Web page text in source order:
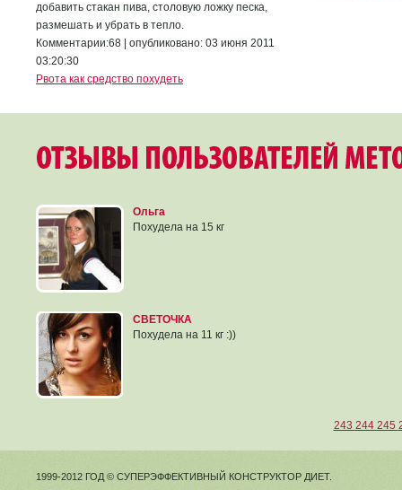
добавить стакан пива, столовую ложку песка,
размешать и убрать в тепло.
Комментарии:68 | опубликовано: 03 июня 2011
03:20:30
Рвота как средство похудеть
Ольга
Похудела на 15 кг
СВЕТОЧКА
Похудела на 11 кг :))
243 244 245
1999-2012 ГОД © СУПЕРЭФФЕКТИВНЫЙ КОНСТРУКТОР ДИЕТ.